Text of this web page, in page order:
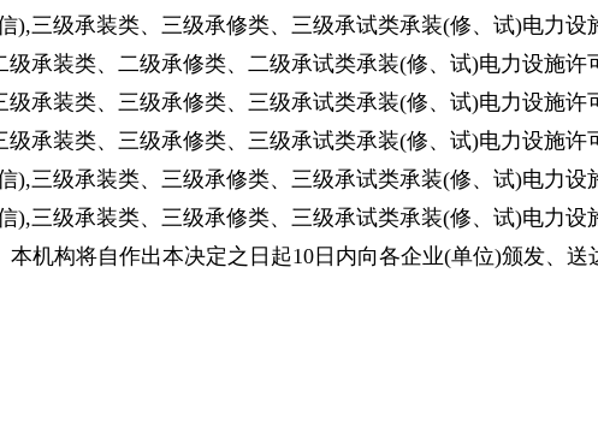
),三级承装类、三级承修类、三级承试类承装(修、试)电力设
承装类、二级承修类、二级承试类承装(修、试)电力设施许
承装类、三级承修类、三级承试类承装(修、试)电力设施许
承装类、三级承修类、三级承试类承装(修、试)电力设施许
),三级承装类、三级承修类、三级承试类承装(修、试)电力设
),三级承装类、三级承修类、三级承试类承装(修、试)电力设
本机构将自作出本决定之日起10日内向各企业(单位)颁发、